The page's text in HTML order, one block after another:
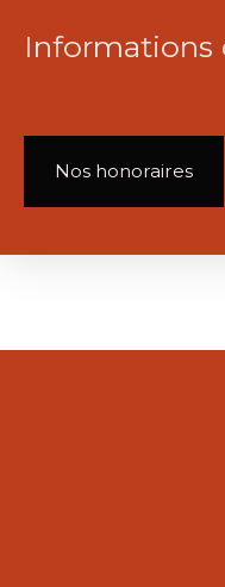
Informations
Nos honoraires